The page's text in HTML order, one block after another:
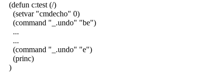
(defun c:test (/)
(setvar "cmdecho" 0)
(command "_.undo" "be")
...
...
(command "_.undo" "e")
(princ)
)